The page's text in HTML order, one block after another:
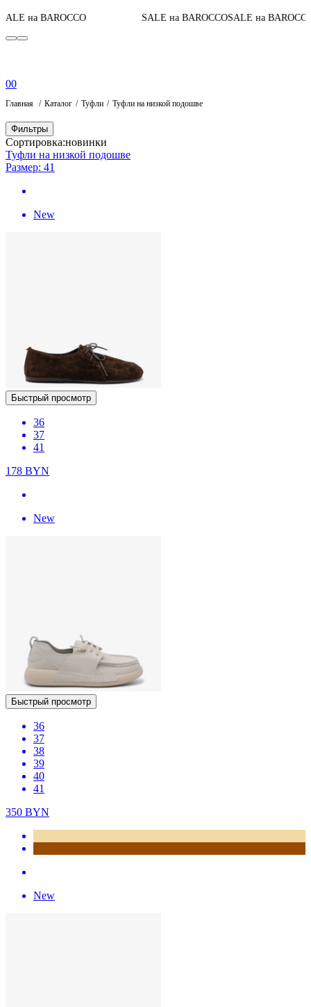
SALE на BAROCCOSALE на BAROCCOДо
00
Главная Каталог Туфли Туфли на низкой подошве
Фильтры
Сортировка:новинки
Туфли на низкой подошве
Размер: 41
New
Быстрый просмотр
36
37
41
178 BYN
New
Быстрый просмотр
36
37
38
39
40
41
350 BYN
New